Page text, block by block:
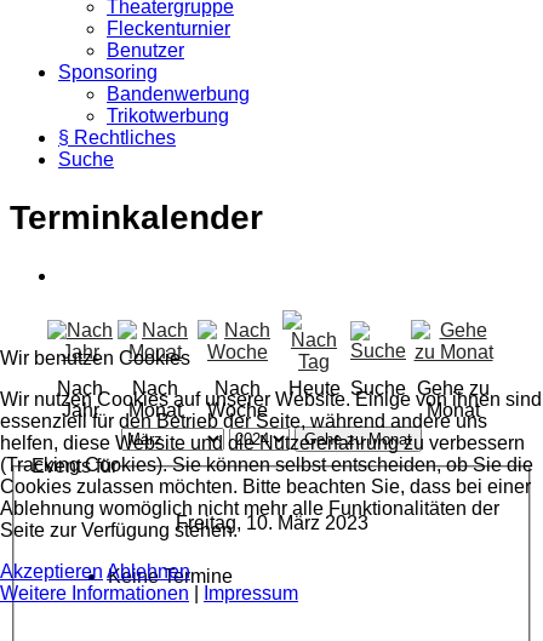
Theatergruppe
Fleckenturnier
Benutzer
Sponsoring
Bandenwerbung
Trikotwerbung
§ Rechtliches
Suche
Terminkalender
Nach
Jahr
Nach
Monat
Nach
Woche
Heute Suche Gehe zu
Monat
Gehe zu Monat
Events für
Freitag, 10. März 2023
Keine Termine
Wir benutzen Cookies
Wir nutzen Cookies auf unserer Website. Einige von ihnen sind
essenziell für den Betrieb der Seite, während andere uns
helfen, diese Website und die Nutzererfahrung zu verbessern
(Tracking Cookies). Sie können selbst entscheiden, ob Sie die
Cookies zulassen möchten. Bitte beachten Sie, dass bei einer
Ablehnung womöglich nicht mehr alle Funktionalitäten der
Seite zur Verfügung stehen.
Akzeptieren Ablehnen
Weitere Informationen
Impressum